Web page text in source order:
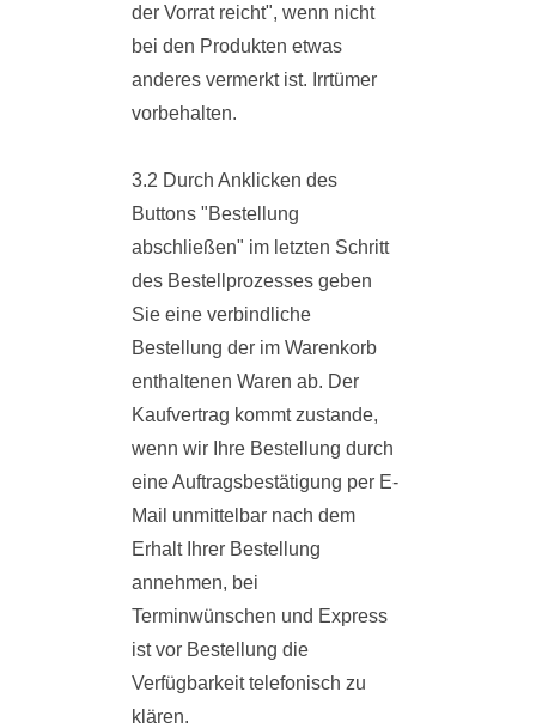
der Vorrat reicht", wenn nicht
bei den Produkten etwas
anderes vermerkt ist. Irrtümer
vorbehalten.
3.2 Durch Anklicken des
Buttons "Bestellung
abschließen" im letzten Schritt
des Bestellprozesses geben
Sie eine verbindliche
Bestellung der im Warenkorb
enthaltenen Waren ab. Der
Kaufvertrag kommt zustande,
wenn wir Ihre Bestellung durch
eine Auftragsbestätigung per E-
Mail unmittelbar nach dem
Erhalt Ihrer Bestellung
annehmen, bei
Terminwünschen und Express
ist vor Bestellung die
Verfügbarkeit telefonisch zu
klären.